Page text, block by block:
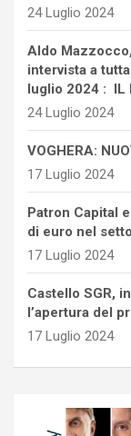
24 Luglio 2024
Aldo
intervista a
luglio 2024 : IL
24 Luglio 2024
VOGHERA:
17 Luglio 2024
Patron Capital
di euro nel
17 Luglio 2024
Castello SGR,
l’apertura del
17 Luglio 2024